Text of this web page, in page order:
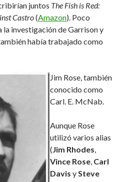
juntos The Fish is Red:
Castro(Amazon). Poco
la investigación de Garrison y
había trabajado como
Jim Rose, también
conocido como
Carl. E. McNab.
Aunque Rose
utilizó varios alias
(Jim Rhodes,
Vince Rose, Carl
Davis ySteve